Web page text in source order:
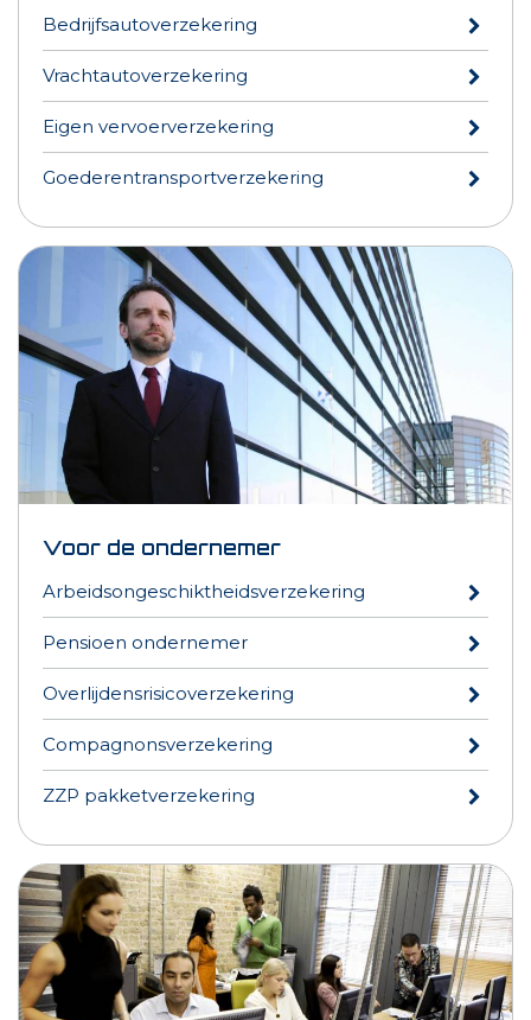
Bedrijfsautoverzekering
Vrachtautoverzekering
Eigen vervoerverzekering
Goederentransportverzekering
Voor de ondernemer
Arbeidsongeschiktheidsverzekering
Pensioen ondernemer
Overlijdensrisicoverzekering
Compagnonsverzekering
ZZP pakketverzekering